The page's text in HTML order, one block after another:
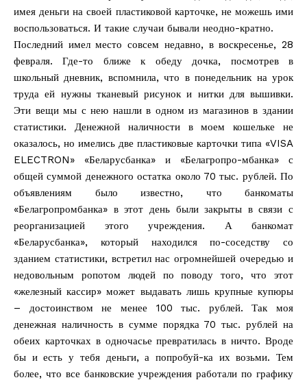
имея деньги на своей пластиковой карточке, не можешь ими
воспользоваться. И такие случаи бывали неодно-кратно.
Последний имел место совсем недавно, в воскресенье, 28
февраля. Где-то ближе к обеду дочка, посмотрев в
школьный дневник, вспомнила, что в понедельник на урок
труда ей нужны тканевый рисунок и нитки для вышивки.
Эти вещи мы с нею нашли в одном из магазинов в здании
статистики. Денежной наличности в моем кошельке не
оказалось, но имелись две пластиковые карточки типа «VISA
ELECTRON» «Беларусбанка» и «Белагропро-мбанка» с
общей суммой денежного остатка около 70 тыс. рублей. По
объявлениям было известно, что банкоматы
«Белагропромбанка» в этот день были закрыты в связи с
реорганизацией этого учреждения. А банкомат
«Беларусбанка», который находился по-соседству со
зданием статистики, встретил нас огромнейшей очередью и
недовольным ропотом людей по поводу того, что этот
«железный кассир» может выдавать лишь крупные купюры
– достоинством не менее 100 тыс. рублей. Так моя
денежная наличность в сумме порядка 70 тыс. рублей на
обеих карточках в одночасье превратилась в ничто. Вроде
бы и есть у тебя деньги, а попробуй-ка их возьми. Тем
более, что все банковские учреждения работали по графику